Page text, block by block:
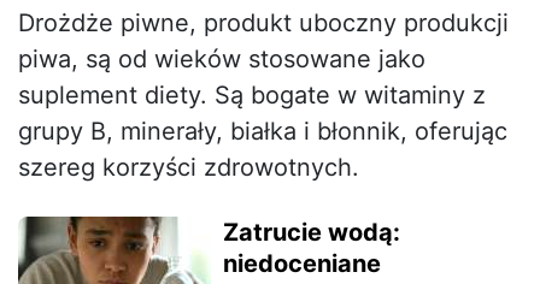
Drożdże piwne, produkt uboczny produkcji
piwa, są od wieków stosowane jako
suplement diety. Są bogate w witaminy z
grupy B, minerały, białka i błonnik, oferując
szereg korzyści zdrowotnych.
Zatrucie wodą:
niedoceniane